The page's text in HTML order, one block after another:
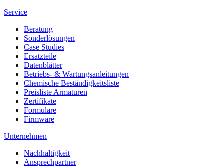
Service
Beratung
Sonderlösungen
Case Studies
Ersatzteile
Datenblätter
Betriebs- & Wartungsanleitungen
Chemische Beständigkeitsliste
Preisliste Armaturen
Zertifikate
Formulare
Firmware
Unternehmen
Nachhaltigkeit
Ansprechpartner